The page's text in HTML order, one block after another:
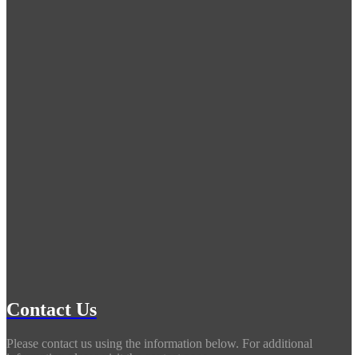
Contact Us
Please contact us using the information below. For additional